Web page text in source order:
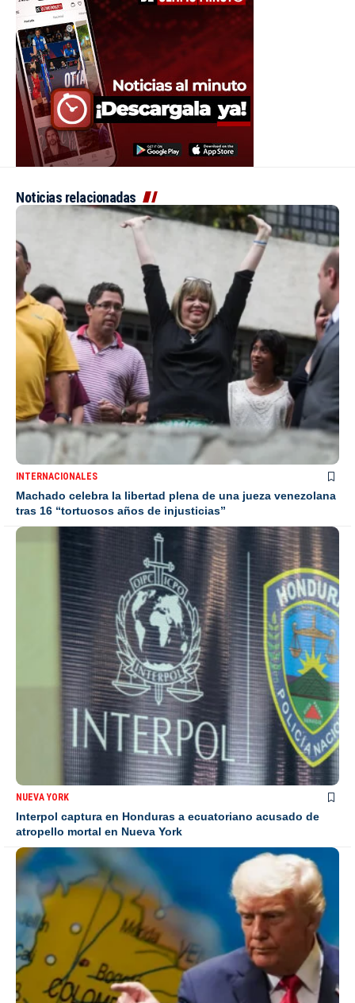
Noticias relacionadas
INTERNACIONALES
Machado celebra la libertad plena de una jueza venezolana
tras 16 “tortuosos años de injusticias”
NUEVA YORK
Interpol captura en Honduras a ecuatoriano acusado de
atropello mortal en Nueva York